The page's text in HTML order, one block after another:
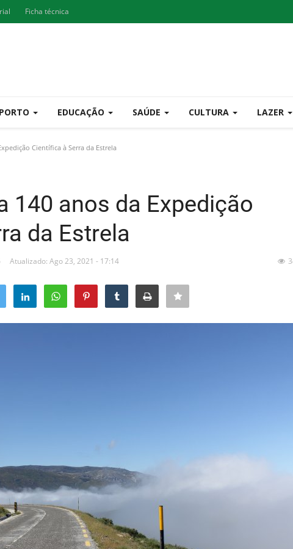
Ficha técnica
EDUCAÇÃO SAÚDE CULTURA LAZER
Científica à Serra da Estrela
140 anos da Expedição
da Estrela
Atualizado: Ago 23, 2021 - 17:14